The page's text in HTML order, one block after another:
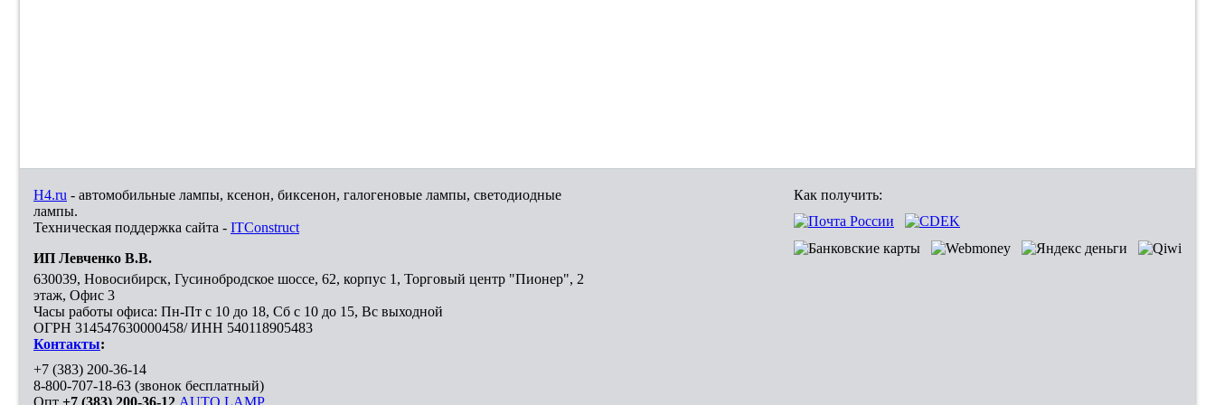
H4.ru - автомобильные лампы, ксенон, биксенон, галогеновые лампы, светодиодные
лампы.
Техническая поддержка сайта - ITConstruct
ИП Левченко В.В.
630039, Новосибирск, Гусинобродское шоссе, 62, корпус 1, Торговый центр "Пионер", 2
этаж, Офис 3
Часы работы офиса: Пн-Пт с 10 до 18, Сб с 10 до 15, Вс выходной
ОГРН 314547630000458/ ИНН 540118905483
Контакты:
+7 (383) 200-36-14
8-800-707-18-63 (звонок бесплатный)
Опт +7 (383) 200-36-12 AUTO LAMP
Как получить: